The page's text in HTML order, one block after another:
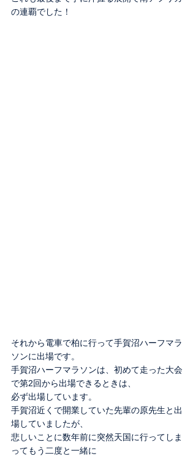
の連覇でした！
それから電車で柏に行って手賀沼ハーフマラ
ソンに出場です。
手賀沼ハーフマラソンは、初めて走った大会
で第2回から出場できるときは、
必ず出場しています。
手賀沼近くで開業していた先輩の原先生と出
場していましたが、
悲しいことに数年前に突然天国に行ってしま
ってもう二度と一緒に